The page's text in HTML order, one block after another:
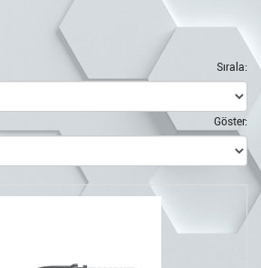
Sırala:
Göster: